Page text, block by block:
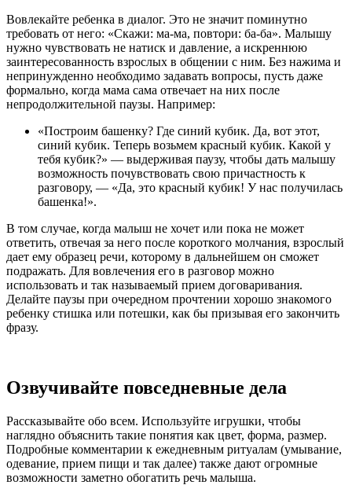
Вовлекайте ребенка в диалог. Это не значит поминутно
требовать от него: «Скажи: ма-ма, повтори: ба-ба». Малышу
нужно чувствовать не натиск и давление, а искреннюю
заинтересованность взрослых в общении с ним. Без нажима и
непринужденно необходимо задавать вопросы, пусть даже
формально, когда мама сама отвечает на них после
непродолжительной паузы. Например:
«Построим башенку? Где синий кубик. Да, вот этот,
синий кубик. Теперь возьмем красный кубик. Какой у
тебя кубик?» — выдерживая паузу, чтобы дать малышу
возможность почувствовать свою причастность к
разговору, — «Да, это красный кубик! У нас получилась
башенка!».
В том случае, когда малыш не хочет или пока не может
ответить, отвечая за него после короткого молчания, взрослый
дает ему образец речи, которому в дальнейшем он сможет
подражать. Для вовлечения его в разговор можно
использовать и так называемый прием договаривания.
Делайте паузы при очередном прочтении хорошо знакомого
ребенку стишка или потешки, как бы призывая его закончить
фразу.
Озвучивайте повседневные дела
Рассказывайте обо всем. Используйте игрушки, чтобы
наглядно объяснить такие понятия как цвет, форма, размер.
Подробные комментарии к ежедневным ритуалам (умывание,
одевание, прием пищи и так далее) также дают огромные
возможности заметно обогатить речь малыша.